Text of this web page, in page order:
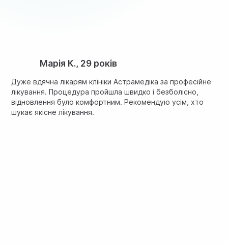
Марія К., 29 років
Дуже вдячна лікарям клініки Астрамедіка за професійне
лікування. Процедура пройшла швидко і безболісно,
відновлення було комфортним. Рекомендую усім, хто
шукає якісне лікування.